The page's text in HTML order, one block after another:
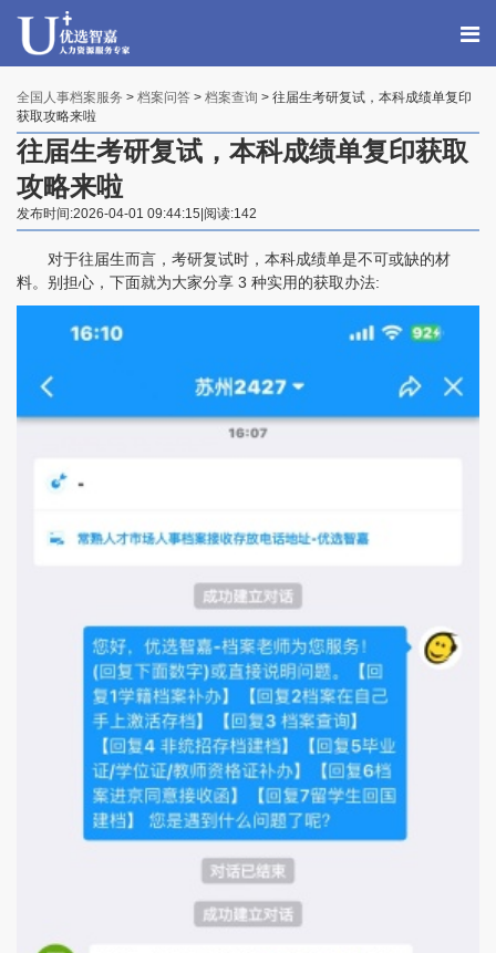
全国人事档案服务 > 档案问答 > 档案查询 > 往届生考研复试，本科成绩单复印
获取攻略来啦
往届生考研复试，本科成绩单复印获取
攻略来啦
发布时间:2026-04-01 09:44:15|阅读:142
对于往届生而言，考研复试时，本科成绩单是不可或缺的材
料。别担心，下面就为大家分享 3 种实用的获取办法: